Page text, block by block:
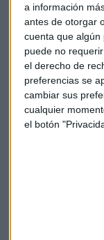
a información
antes de otorgar
cuenta que algún
puede no
el derecho de
preferencias se
cambiar sus
cualquier
el botón
La receta para
una cartera de
multiactivosque
los que trabaja.
Asignar los
estrategia de la
propiaVCAR